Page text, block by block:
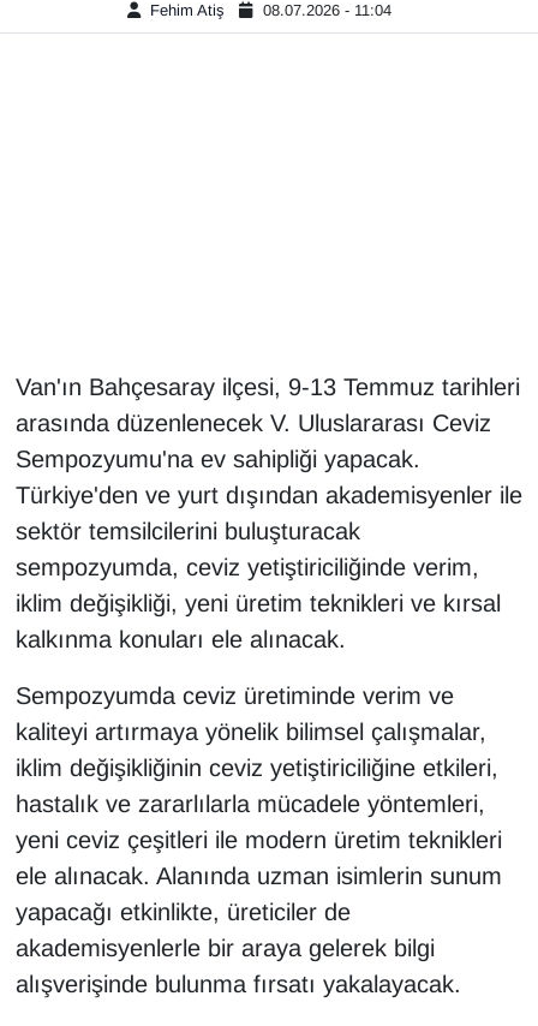
Fehim Atiş 08.07.2026 - 11:04
Van'ın Bahçesaray ilçesi, 9-13 Temmuz tarihleri
arasında düzenlenecek V. Uluslararası Ceviz
Sempozyumu'na ev sahipliği yapacak.
Türkiye'den ve yurt dışından akademisyenler ile
sektör temsilcilerini buluşturacak
sempozyumda, ceviz yetiştiriciliğinde verim,
iklim değişikliği, yeni üretim teknikleri ve kırsal
kalkınma konuları ele alınacak.
Sempozyumda ceviz üretiminde verim ve
kaliteyi artırmaya yönelik bilimsel çalışmalar,
iklim değişikliğinin ceviz yetiştiriciliğine etkileri,
hastalık ve zararlılarla mücadele yöntemleri,
yeni ceviz çeşitleri ile modern üretim teknikleri
ele alınacak. Alanında uzman isimlerin sunum
yapacağı etkinlikte, üreticiler de
akademisyenlerle bir araya gelerek bilgi
alışverişinde bulunma fırsatı yakalayacak.
Güncel
Kamu Alımları
Kim Kimdir?
Kültür & Sanat
KURDÎ
MAGAZİN
MEDYA
ONE EKONOMİ
Resmi İlanlar
RÖPORTAJ
SAĞLIK